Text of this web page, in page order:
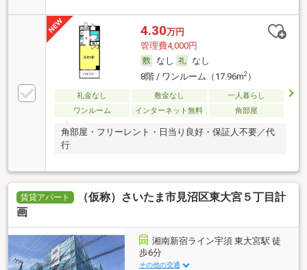
4.30万円
管理費4,000円
なし
なし
8階 / ワンルーム（17.96m2）
礼金なし 敷金なし
一人暮らし
ワンルーム
インターネット無料 角部屋
角部屋・フリーレント・日当り良好・保証人不要／代
行
賃貸アパート
（仮称）さいたま市見沼区東大宮５丁目計
画
湘南新宿ライン宇須 東大宮駅 徒
歩6分
その他の交通